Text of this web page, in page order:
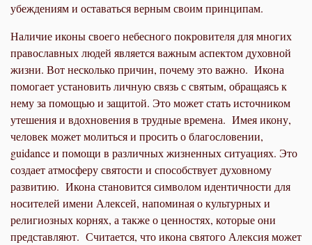
убеждениям и оставаться верным своим принципам.
Наличие иконы своего небесного покровителя для многих
православных людей является важным аспектом духовной
жизни. Вот несколько причин, почему это важно. Икона
помогает установить личную связь с святым, обращаясь к
нему за помощью и защитой. Это может стать источником
утешения и вдохновения в трудные времена. Имея икону,
человек может молиться и просить о благословении,
guidance и помощи в различных жизненных ситуациях. Это
создает атмосферу святости и способствует духовному
развитию. Икона становится символом идентичности для
носителей имени Алексей, напоминая о культурных и
религиозных корнях, а также о ценностях, которые они
представляют. Считается, что икона святого Алексия может